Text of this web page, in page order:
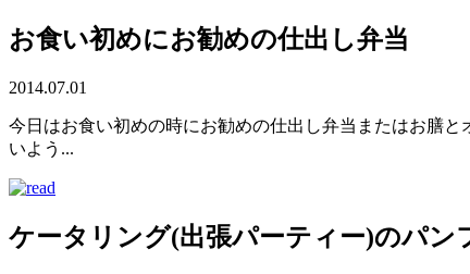
お食い初めにお勧めの仕出し弁当
2014.07.01
今日はお食い初めの時にお勧めの仕出し弁当またはお膳
いよう...
ケータリング(出張パーティー)のパン